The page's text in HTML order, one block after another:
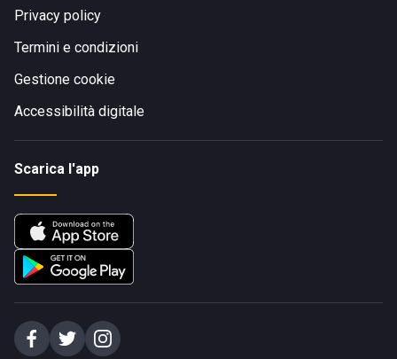
Privacy policy
Termini e condizioni
Gestione cookie
Accessibilità digitale
Scarica l'app